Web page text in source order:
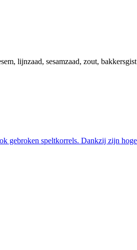
lijnzaad, sesamzaad, zout, bakkersgist